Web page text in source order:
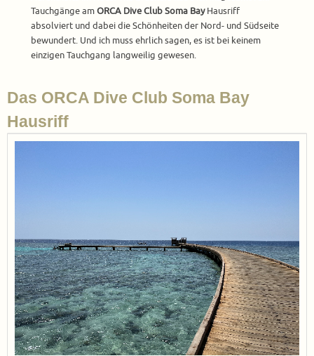
Tauchgänge amORCA Dive Club Soma BayHausriff
absolviert und dabei die Schönheiten der Nord- und Südseite
bewundert. Und ich muss ehrlich sagen, es ist bei keinem
einzigen Tauchgang langweilig gewesen.
Das ORCA Dive Club Soma Bay
Hausriff